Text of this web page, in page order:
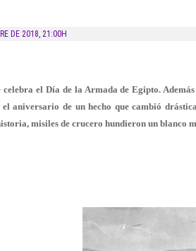
DE 2018, 21:00H
celebra el Día de la Armada de Egipto.
el aniversario de un hecho que cambió
misiles de crucero hundieron un blanco